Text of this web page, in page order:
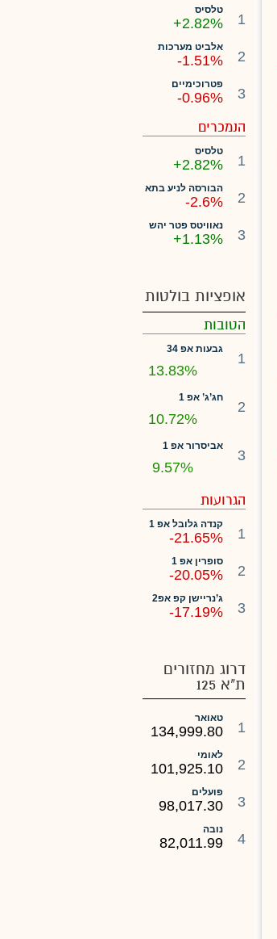
1
טלסיס
+2.82%
2
אלביט מערכות
-1.51%
3
פטרוכימיים
-0.96%
הנמכרים
1
טלסיס
+2.82%
2
הבורסה לניע בתא
-2.6%
3
נאוויטס פטר יהש
+1.13%
אופציות בולטות
הטובות
1
גבעות אפ 34
13.83%
2
חג’ג’ אפ 1
10.72%
3
אביסרור אפ 1
9.57%
הגרועות
1
קנדה גלובל אפ 1
-21.65%
2
סופרין אפ 1
-20.05%
3
ג’נריישן קפ אפ2
-17.19%
דרוג מחזורים
ת"א 125
1
טאואר
134,999.80
2
לאומי
101,925.10
3
פועלים
98,017.30
4
נובה
82,011.99